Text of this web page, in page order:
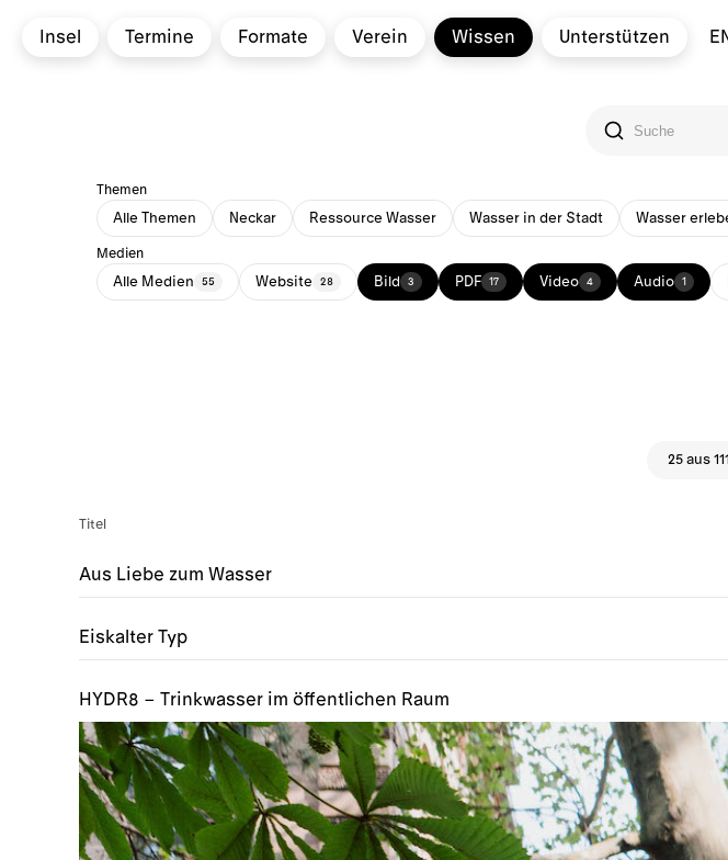
Insel Termine Formate Verein Wissen Unterstützen
Themen
Alle Themen Neckar Ressource Wasser Wasser in der Stadt Wasser
Medien
Alle Medien 55 Website 28 Bild 3 PDF 17 Video 4 Audio 1
25 aus
Titel
Aus Liebe zum Wasser
Eiskalter Typ
HYDR8 – Trinkwasser im öffentlichen Raum